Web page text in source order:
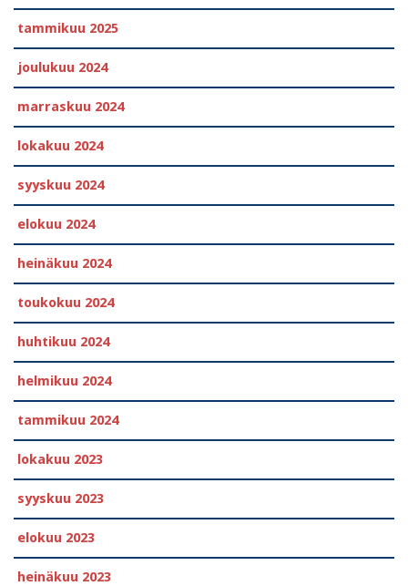
tammikuu 2025
joulukuu 2024
marraskuu 2024
lokakuu 2024
syyskuu 2024
elokuu 2024
heinäkuu 2024
toukokuu 2024
huhtikuu 2024
helmikuu 2024
tammikuu 2024
lokakuu 2023
syyskuu 2023
elokuu 2023
heinäkuu 2023